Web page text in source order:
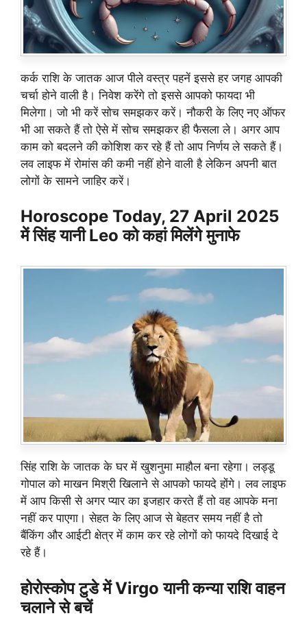
कर्क राशि के जातक आज पीले वस्त्र पहनें इससे हर जगह आपकी
चर्चा होने वाली है। निवेश करेंगे तो इससे आपको फायदा भी
मिलेगा। जो भी करें सोच समझकर करें। नौकरी के लिए नए ऑफर
भी आ सकते हैं तो ऐसे में सोच समझकर ही फैसला ले। अगर आप
काम को बदलने की कोशिश कर रहे हैं तो आप निर्णय ले सकते हैं।
लव लाइफ में रोमांस की कमी नहीं होने वाली है लेकिन अपनी बात
लोगों के सामने जाहिर करें।
Horoscope Today, 27 April 2025
में सिंह यानी Leo को कहां मिलेंगे मुनाफे
सिंह राशि के जातक के घर में खुशनुमा माहौल बना रहेगा। लड्डू
गोपाल को माखन मिश्री खिलाने से आपको फायदे होंगे। लव लाइफ
में आप किसी से अगर प्यार का इजहार करते हैं तो वह आपके मना
नहीं कर पाएगा। सेहत के लिए आज से बेहतर समय नहीं है तो
बैंकिंग और आईटी क्षेत्र में काम कर रहे लोगों को फायदे दिखाई दे
रहे हैं।
होरोस्कोप टुडे में Virgo यानी कन्या राशि वाहन
चलाने से बचें